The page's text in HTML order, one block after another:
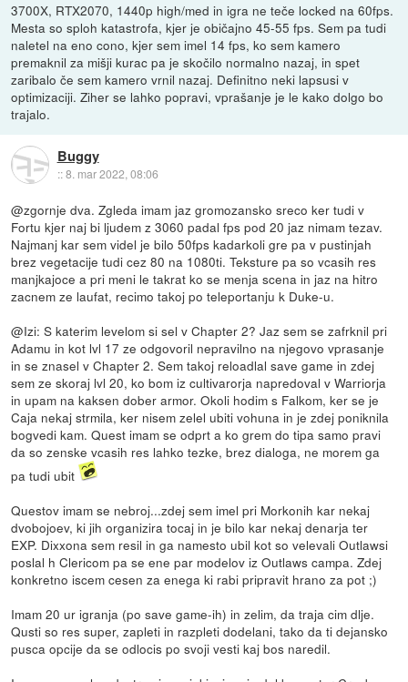
3700X, RTX2070, 1440p high/med in igra ne teče locked na 60fps.
Mesta so sploh katastrofa, kjer je običajno 45-55 fps. Sem pa tudi
naletel na eno cono, kjer sem imel 14 fps, ko sem kamero
premaknil za mišji kurac pa je skočilo normalno nazaj, in spet
zaribalo če sem kamero vrnil nazaj. Definitno neki lapsusi v
optimizaciji. Ziher se lahko popravi, vprašanje je le kako dolgo bo
trajalo.
Buggy
::8. mar 2022, 08:06
@zgornje dva. Zgleda imam jaz gromozansko sreco ker tudi v
Fortu kjer naj bi ljudem z 3060 padal fps pod 20 jaz nimam tezav.
Najmanj kar sem videl je bilo 50fps kadarkoli gre pa v pustinjah
brez vegetacije tudi cez 80 na 1080ti. Teksture pa so vcasih res
manjkajoce a pri meni le takrat ko se menja scena in jaz na hitro
zacnem ze laufat, recimo takoj po teleportanju k Duke-u.
@Izi: S katerim levelom si sel v Chapter 2? Jaz sem se zafrknil pri
Adamu in kot lvl 17 ze odgovoril nepravilno na njegovo vprasanje
in se znasel v Chapter 2. Sem takoj reloadlal save game in zdej
sem ze skoraj lvl 20, ko bom iz cultivarorja napredoval v Warriorja
in upam na kaksen dober armor. Okoli hodim s Falkom, ker se je
Caja nekaj strmila, ker nisem zelel ubiti vohuna in je zdej poniknila
bogvedi kam. Quest imam se odprt a ko grem do tipa samo pravi
da so zenske vcasih res lahko tezke, brez dialoga, ne morem ga
pa tudi ubit
Questov imam se nebroj...zdej sem imel pri Morkonih kar nekaj
dvobojoev, ki jih organizira tocaj in je bilo kar nekaj denarja ter
EXP. Dixxona sem resil in ga namesto ubil kot so velevali Outlawsi
poslal h Clericom pa se ene par modelov iz Outlaws campa. Zdej
konkretno iscem cesen za enega ki rabi pripravit hrano za pot ;)
Imam 20 ur igranja (po save game-ih) in zelim, da traja cim dlje.
Qusti so res super, zapleti in razpleti dodelani, tako da ti dejansko
pusca opcije da se odlocis po svoji vesti kaj bos naredil.